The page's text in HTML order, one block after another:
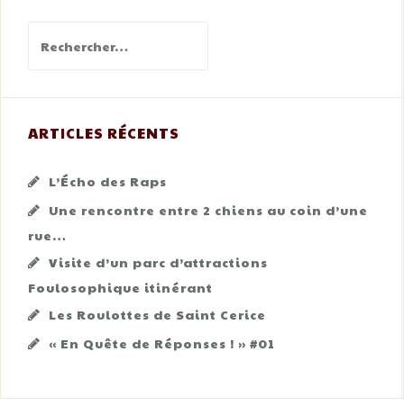
ARTICLES RÉCENTS
L’Écho des Raps
Une rencontre entre 2 chiens au coin d’une
rue…
Visite d’un parc d’attractions
Foulosophique itinérant
Les Roulottes de Saint Cerice
« En Quête de Réponses ! » #01